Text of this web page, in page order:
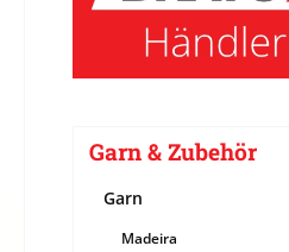
Garn & Zubehör
Garn
Madeira